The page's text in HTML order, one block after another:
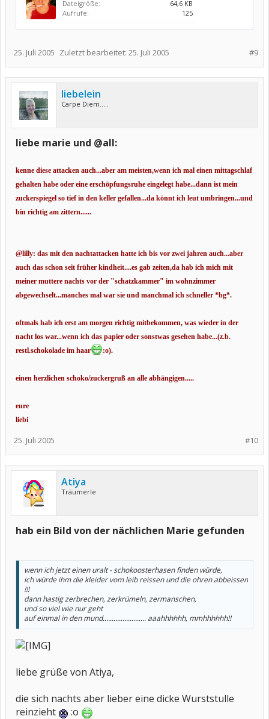
Dateigröße:
64,6 KB
Aufrufe:
125
#9
25. Juli 2005 Zuletzt bearbeitet: 25. Juli 2005
liebelein
Carpe Diem.....
liebe marie und @all:
kenne diese attacken auch...aber am meisten,wenn ich mal einen mittagschlaf
gehalten habe oder eine erschöpfungsruhe eingelegt habe...dann ist mein
zuckerspiegel so tief in den keller gefallen...da könnt ich leut umbringen...und
bin richtig am zittern......
@lilly: das mit den nachtattacken hatte ich bis vor zwei jahren auch...aber
auch das schon seit früher kindheit....es gab zeiten,da hab ich mich mit
meiner muttere nachts vor der "schatzkammer" im wohnzimmer
abgewechselt...manches mal war sie und manchmal ich schneller *bg*.
oftmals hab ich erst am morgen richtig mitbekommen, was wieder in der
nacht los war...wenn ich das papier oder sonstwas gesehen habe...(z.b.
restl.schokolade im haar
:o).
einen herzlichen schoko/zuckergruß an alle abhängigen.....
eure
liebi
#10
25. Juli 2005
Atiya
Träumerle
hab ein Bild von der nächlichen Marie gefunden
wenn ich jetzt einen uralt - schokoosterhasen finden würde,
ich würde ihm die kleider vom leib reissen und die ohren abbeissen
!!!
dann hastig zerbrechen, zerkrümeln, zermanschen,
und so viel wie nur geht
auf einmal in den mund........................ aaahhhhhh, mmhhhhhh!!
liebe grüße von Atiya,
die sich nachts aber lieber eine dicke Wurststulle
reinzieht
:o